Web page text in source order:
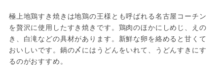
極上地鶏すき焼きは地鶏の王様とも呼ばれる名古屋コーチン
を贅沢に使用したすき焼きです。鶏肉のほかにしめじ、えの
き、白滝などの具材があります。新鮮な卵を絡めると甘くて
おいしいです。鍋の〆にはうどんをいれて、うどんすきにす
るのがおすすめ。